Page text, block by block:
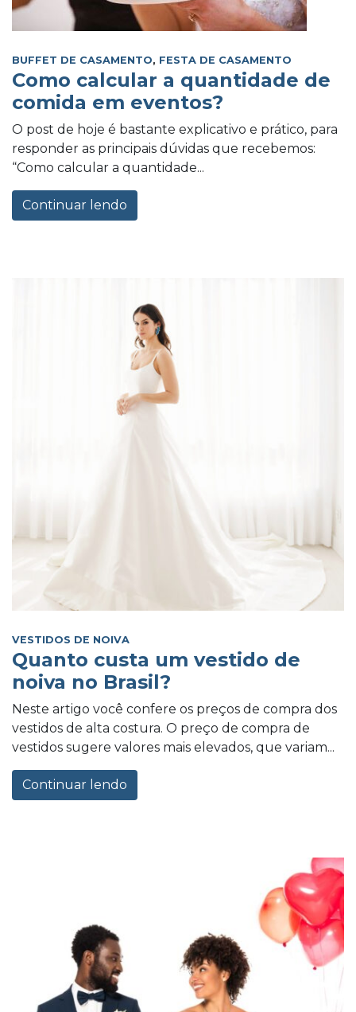
BUFFET DE CASAMENTO, FESTA DE CASAMENTO
Como calcular a quantidade de
comida em eventos?
O post de hoje é bastante explicativo e prático, para
responder as principais dúvidas que recebemos:
“Como calcular a quantidade...
Continuar lendo
VESTIDOS DE NOIVA
Quanto custa um vestido de
noiva no Brasil?
Neste artigo você confere os preços de compra dos
vestidos de alta costura. O preço de compra de
vestidos sugere valores mais elevados, que variam...
Continuar lendo